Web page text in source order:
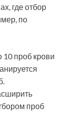
где отбор
по
проб крови
проб